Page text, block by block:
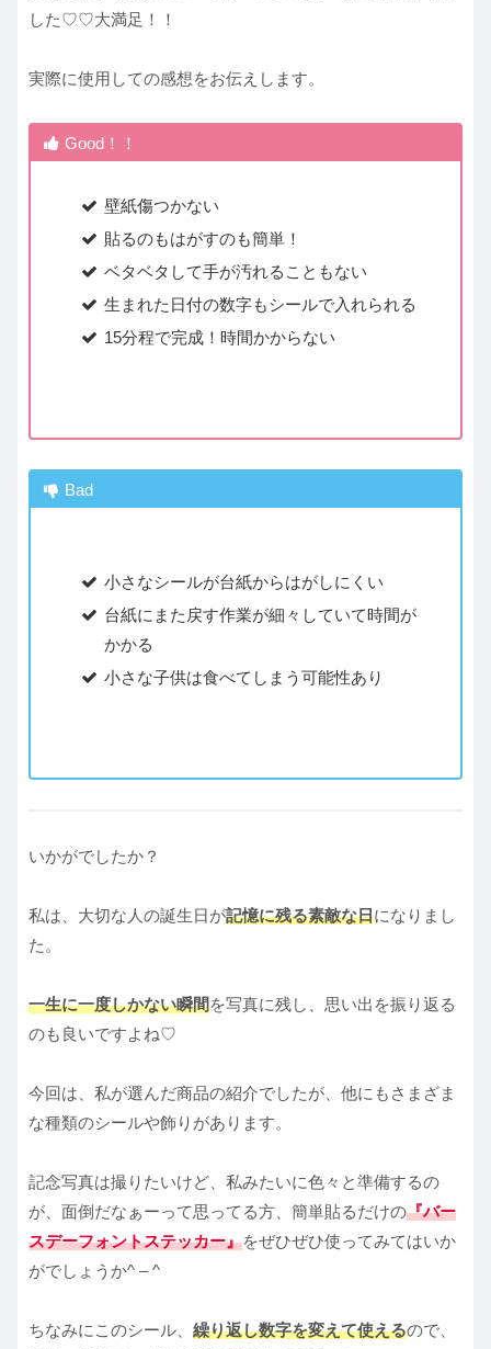
した♡♡大満足！！
実際に使用しての感想をお伝えします。
Good！！
壁紙傷つかない
貼るのもはがすのも簡単！
ベタベタして手が汚れることもない
生まれた日付の数字もシールで入れられる
15分程で完成！時間かからない
Bad
小さなシールが台紙からはがしにくい
台紙にまた戻す作業が細々していて時間が
かかる
小さな子供は食べてしまう可能性あり
いかがでしたか？
私は、大切な人の誕生日が記憶に残る素敵な日になりまし
た。
一生に一度しかない瞬間を写真に残し、思い出を振り返る
のも良いですよね♡
今回は、私が選んだ商品の紹介でしたが、他にもさまざま
な種類のシールや飾りがあります。
記念写真は撮りたいけど、私みたいに色々と準備するの
が、面倒だなぁーって思ってる方、簡単貼るだけの『バー
スデーフォントステッカー』をぜひぜひ使ってみてはいか
がでしょうか^ – ^
ちなみにこのシール、 繰り返し数字を変えて使えるので、